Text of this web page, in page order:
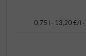
0,75 l · 13,20 €/l ·